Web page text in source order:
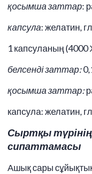
қосымша заттар:
капсула: желатин,
1 капсуланың
белсенді заттар:
қосымша заттар:
капсула: желатин,
Сыртқы түрінің,
сипаттамасы
Ашық сары